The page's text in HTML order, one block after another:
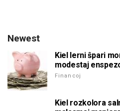
Newest
Kiel lerni ŝpari
modestaj
Financoj
Kiel rozkolora